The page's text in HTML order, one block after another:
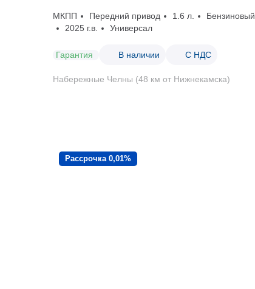
МКПП Передний привод 1.6 л.
Бензиновый
2025 г.в.
Универсал
Гарантия В наличии С НДС
Набережные Челны (48 км от Нижнекамска)
Рассрочка 0,01%